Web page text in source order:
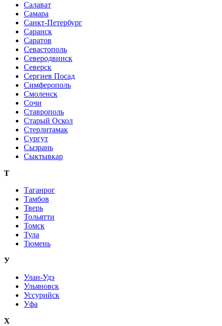
Салават
Самара
Санкт-Петербург
Саранск
Саратов
Севастополь
Северодвинск
Северск
Сергиев Посад
Симферополь
Смоленск
Сочи
Ставрополь
Старый Оскол
Стерлитамак
Сургут
Сызрань
Сыктывкар
Т
Таганрог
Тамбов
Тверь
Тольятти
Томск
Тула
Тюмень
У
Улан-Удэ
Ульяновск
Уссурийск
Уфа
Х